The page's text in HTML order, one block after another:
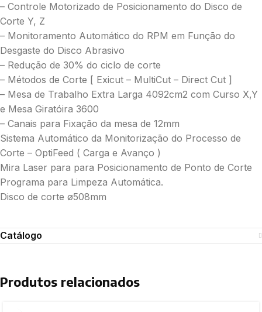
– Controle Motorizado de Posicionamento do Disco de
Corte Y, Z
– Monitoramento Automático do RPM em Função do
Desgaste do Disco Abrasivo
– Redução de 30% do ciclo de corte
– Métodos de Corte [ Exicut – MultiCut – Direct Cut ]
– Mesa de Trabalho Extra Larga 4092cm2 com Curso X,Y
e Mesa Giratóira 3600
– Canais para Fixação da mesa de 12mm
Sistema Automático da Monitorização do Processo de
Corte – OptiFeed ( Carga e Avanço )
Mira Laser para para Posicionamento de Ponto de Corte
Programa para Limpeza Automática.
Disco de corte ø508mm
Catálogo
Produtos relacionados